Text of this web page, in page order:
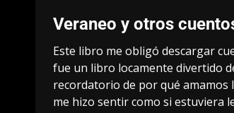
Veraneo y otros
Este libro me obligó descargar
fue un libro locamente divertido
recordatorio de por qué
me hizo sentir como si estuviera